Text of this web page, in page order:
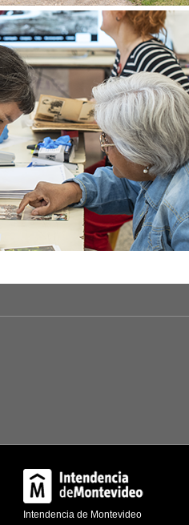
Intendencia de Montevideo